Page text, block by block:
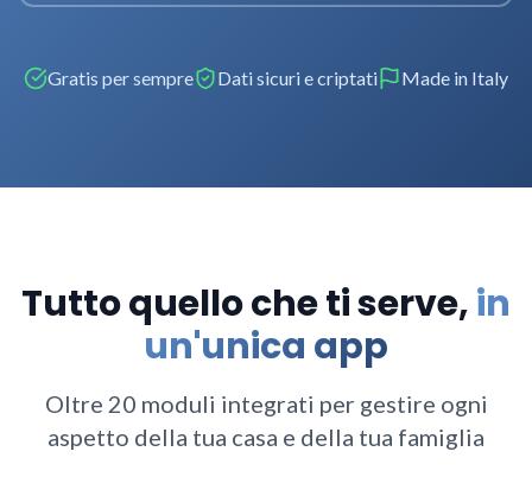
Gratis per sempre Dati sicuri e criptati Made in Italy
Tutto quello che ti serve,in
un'unica app
Oltre 20 moduli integrati per gestire ogni
aspetto della tua casa e della tua famiglia